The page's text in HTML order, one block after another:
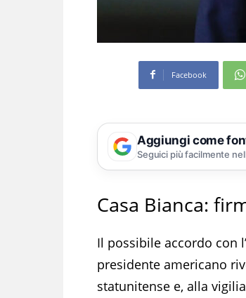
Facebook
Aggiungi come
Seguici più facilmente
Casa Bianca:
Il possibile accordo con
presidente americano
statunitense e, alla